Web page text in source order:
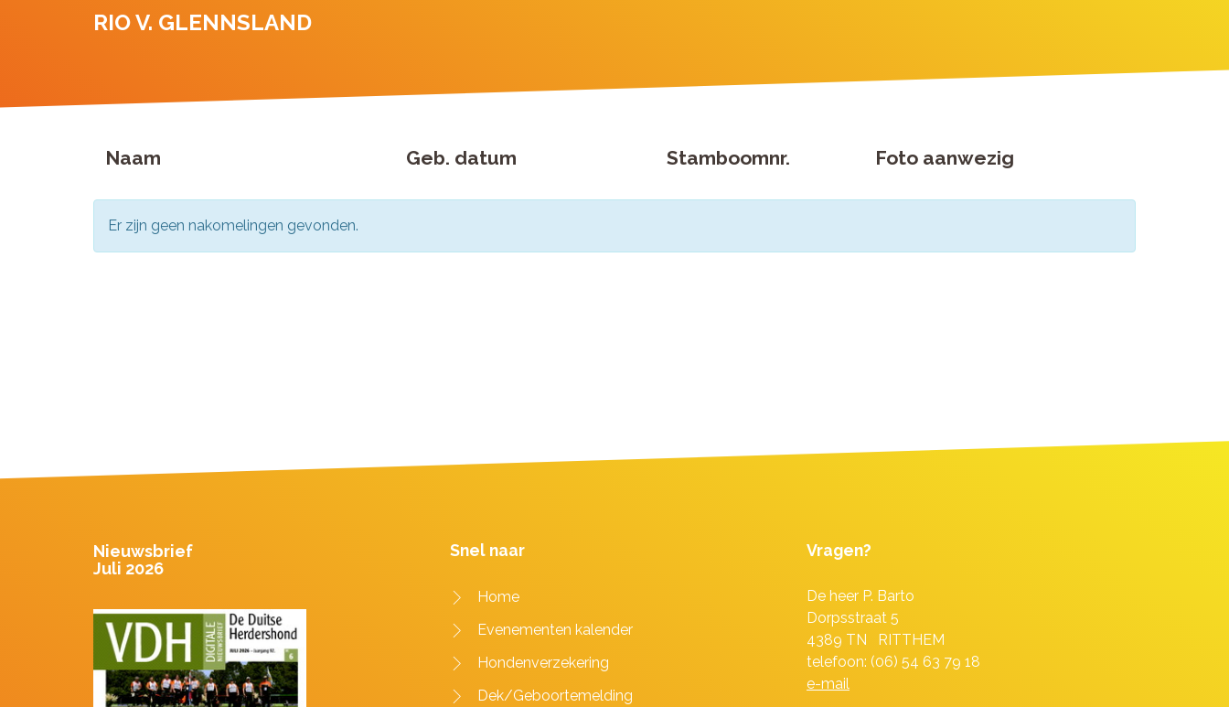
RIO V. GLENNSLAND
Naam Geb. datum Stamboomnr. Foto aanwezig
Er zijn geen nakomelingen gevonden.
Nieuwsbrief
Juli 2026
Snel naar
Home
Evenementen kalender
Hondenverzekering
Dek/Geboortemelding
Vragen?
De heer P. Barto
Dorpsstraat 5
4389 TN RITTHEM
telefoon: (06) 54 63 79 18
e-mail